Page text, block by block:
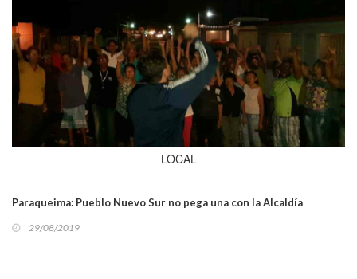
LOCAL
Paraqueima: Pueblo Nuevo Sur no pega una con la Alcaldía
29/08/2019